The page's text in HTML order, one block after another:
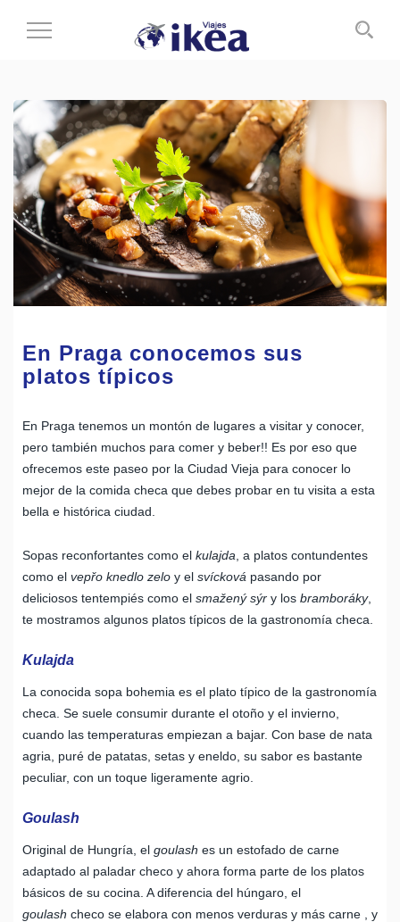
Cambiar
navegación
En Praga conocemos sus
platos típicos
En Praga tenemos un montón de lugares a visitar y conocer,
pero también muchos para comer y beber!! Es por eso que
ofrecemos este paseo por la Ciudad Vieja para conocer lo
mejor de la comida checa que debes probar en tu visita a esta
bella e histórica ciudad.
Sopas reconfortantes como el kulajda , a platos contundentes
como el vepřo knedlo zelo y el svícková pasando por
deliciosos tentempiés como el smažený sýr y los bramboráky,
te mostramos algunos platos típicos de la gastronomía checa.
Kulajda
La conocida sopa bohemia es el plato típico de la gastronomía
checa. Se suele consumir durante el otoño y el invierno,
cuando las temperaturas empiezan a bajar. Con base de nata
agria, puré de patatas, setas y eneldo, su sabor es bastante
peculiar, con un toque ligeramente agrio.
Goulash
Original de Hungría, el goulash es un estofado de carne
adaptado al paladar checo y ahora forma parte de los platos
básicos de su cocina. A diferencia del húngaro, el
goulash checo se elabora con menos verduras y más carne , y